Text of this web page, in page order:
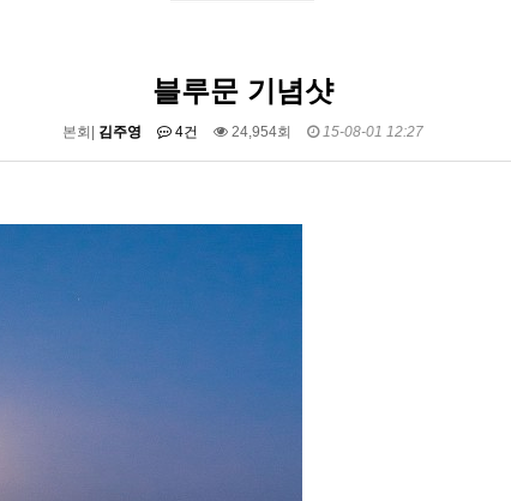
블루문 기념샷
본회| 김주영 4건 24,954회 15-08-01 12:27